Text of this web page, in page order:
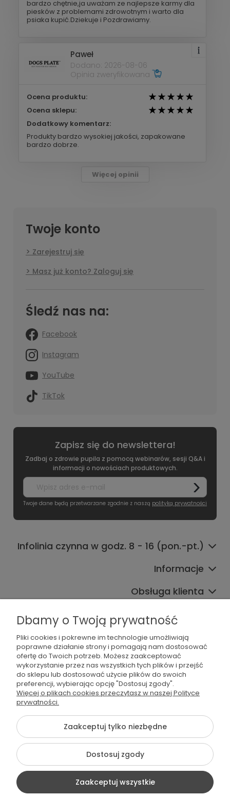
bardzo chętnie,ja uważam ze najlepsze karmy dla
piesków z problemami zdrowotnym i warto dla
psiaka kupić.Dziekuje i Pozdrawiamy.
Paweł
Dodano: 2026-08-06
Opinia zweryfikowana
Ocena produktu:
Ocena sklepu:
Dodatkowy komentarz:
Produkty bardzo wysokiej jakości, zapakowane
bardzo dobrze.
Więcej opinii
Twoje konto
Zarejestruj się
Masz już konto? Zaloguj się
Śledź nas na:
Facebook
Instagram
YouTube
TikTok
Zapisz się do newslettera!
Zadbaj o zdrowie pupila z pomocą webinarów, sesji Q&A i
informacji o nowościach produktowych.
Twoje dane będą przetwarzane zgodnie z naszą polityką prywatności
Infolinia czynna w godz. 8 - 16 (pon.-pt.)
Informacje
Obsługa klienta
Współpraca
536 042 061
Szablon Flex byEcommercy
Dbamy o Twoją prywatność
Pliki cookies i pokrewne im technologie umożliwiają
poprawne działanie strony i pomagają nam dostosować
ofertę do Twoich potrzeb. Możesz zaakceptować
wykorzystanie przez nas wszystkich tych plików i przejść
do sklepu lub dostosować użycie plików do swoich
preferencji, wybierając opcję "Dostosuj zgody".
Więcej o plikach cookies przeczytasz w naszej Polityce
prywatności.
Zaakceptuj tylko niezbędne
Dostosuj zgody
Zaakceptuj wszystkie